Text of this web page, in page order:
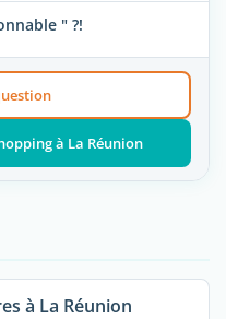
" ?!
à La Réunion
à La Réunion